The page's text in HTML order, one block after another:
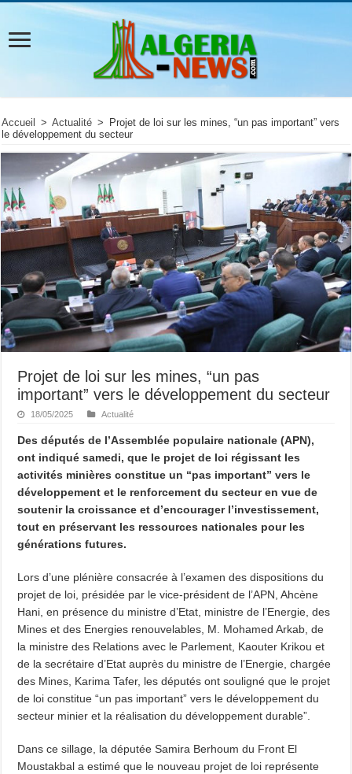
Accueil > Actualité >
Projet de loi sur les mines, “un pas important” vers
le développement du secteur
Projet de loi sur les mines, “un pas
important” vers le développement du secteur
18/05/2025 Actualité
Des députés de l’Assemblée populaire nationale (APN),
ont indiqué samedi, que le projet de loi régissant les
activités minières constitue un “pas important” vers le
développement et le renforcement du secteur en vue de
soutenir la croissance et d’encourager l’investissement,
tout en préservant les ressources nationales pour les
générations futures.
Lors d’une plénière consacrée à l’examen des dispositions du
projet de loi, présidée par le vice-président de l’APN, Ahcène
Hani, en présence du ministre d’Etat, ministre de l’Energie, des
Mines et des Energies renouvelables, M. Mohamed Arkab, de
la ministre des Relations avec le Parlement, Kaouter Krikou et
de la secrétaire d’Etat auprès du ministre de l’Energie, chargée
des Mines, Karima Tafer, les députés ont souligné que le projet
de loi constitue “un pas important” vers le développement du
secteur minier et la réalisation du développement durable”.
Dans ce sillage, la députée Samira Berhoum du Front El
Moustakbal a estimé que le nouveau projet de loi représente